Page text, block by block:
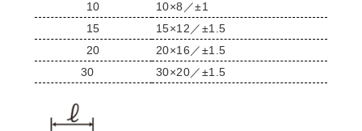
10
10×8／±1
15
15×12／±1.5
20
20×16／±1.5
30
30×20／±1.5